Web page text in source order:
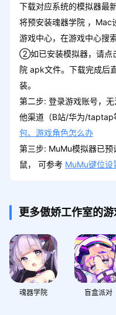
下载对应系统的模拟器最
将预安装魂器学院 ，Mac
游戏中心，在游戏中心搜
②如已安装模拟器，请点
院 apk文件。下载完成后
装。
第二步: 登录游戏账号，
他渠道（B站/华为/taptap
包、游戏角色怎么办
第三步: MuMu模拟器已
鼠， 可参考 MuMu键位设
更多傲娇工作室的游
魂器学院 盲盒派对